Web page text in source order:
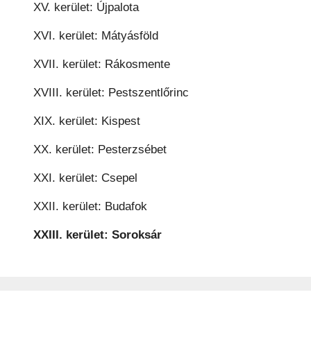
XV. kerület: Újpalota
XVI. kerület: Mátyásföld
XVII. kerület: Rákosmente
XVIII. kerület: Pestszentlőrinc
XIX. kerület: Kispest
XX. kerület: Pesterzsébet
XXI. kerület: Csepel
XXII. kerület: Budafok
XXIII. kerület: Soroksár